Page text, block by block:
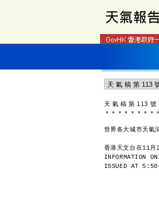
天 氣 稿 第 113 號
＊ ＊ ＊ ＊ ＊ ＊ ＊ ＊ ＊
世界各大城市天氣
香港天文台在11月
INFORMATION
ISSUED AT